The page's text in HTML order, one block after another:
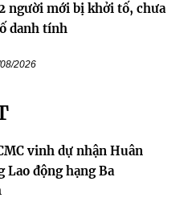
người mới bị khởi tố, chưa
danh tính
2026
vinh dự nhận Huân
Lao động hạng Ba